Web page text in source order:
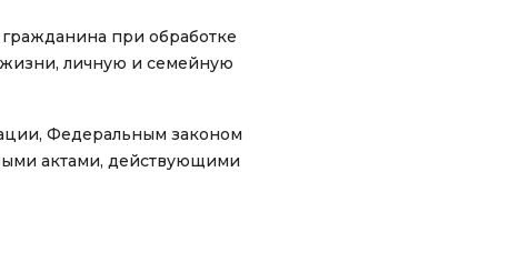
при обработке
жизни, личную и семейную
Федеральным законом
актами, действующими